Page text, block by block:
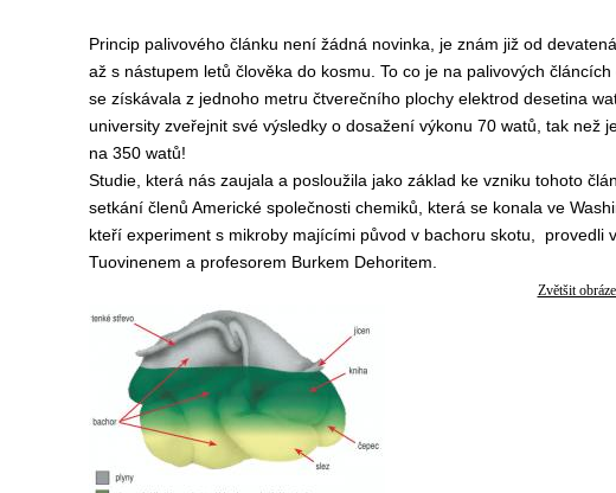
Princip palivového článku není žádná novinka, je znám již od
až s nástupem letů člověka do kosmu. To co je na palivových
se získávala z jednoho metru čtverečního plochy elektrod desetina
university zveřejnit své výsledky o dosažení výkonu 70 watů, tak než
na 350 watů!
Studie, která nás zaujala a posloužila jako základ ke vzniku tohoto
setkání členů Americké společnosti chemiků, která se konala ve
kteří experiment s mikroby majícími původ v bachoru skotu,
Tuovinenem a profesorem Burkem Dehoritem.
Zvětšit